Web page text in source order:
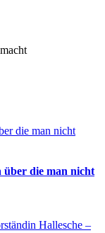
die man nicht
über die man nicht
Hallesche –